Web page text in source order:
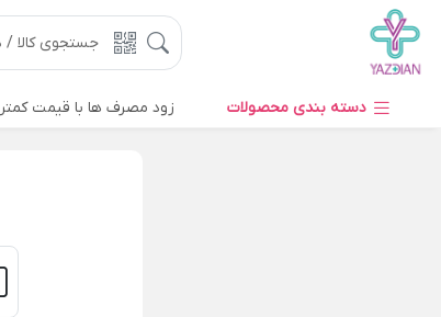
دسته بندی محصولات زود مصرف ها با قیمت کمتر